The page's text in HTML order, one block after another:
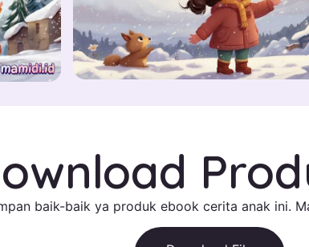
baik-baik ya produk ebook cerita anak ini.